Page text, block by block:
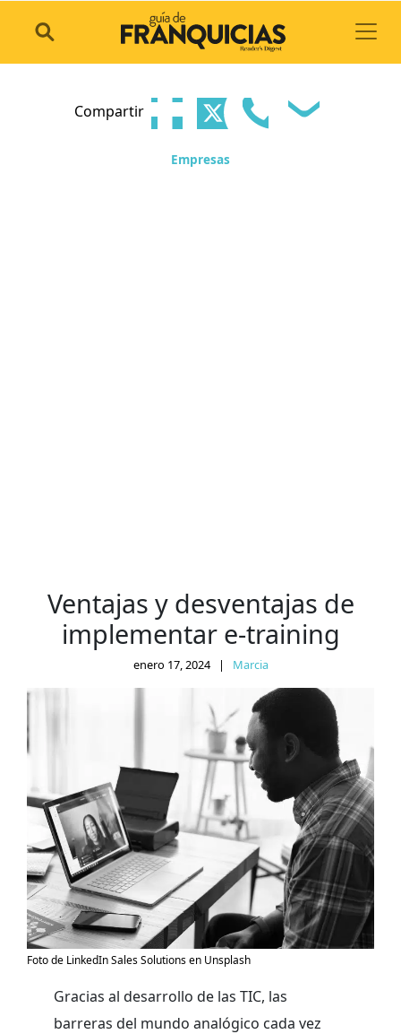
Compartir
Empresas
Ventajas y desventajas de
implementar e-training
enero 17, 2024 | Marcia
Foto de LinkedIn Sales Solutions en Unsplash
Gracias al desarrollo de las TIC, las
barreras del mundo analógico cada vez